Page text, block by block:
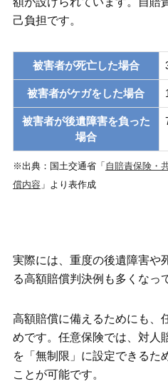
己負担です。
被害者が死亡した場合
被害者がケガをした場合
被害者が後遺障害を負った
場合
※出典：国土交通省「 自賠責保険・
償内容 」より表作成
実際には、重度の後遺障害や
る高額賠償判決例も多くなっ
高額賠償に備えるためにも、
めです。任意保険では、対人
を「無制限」に設定できるた
ことが可能です。